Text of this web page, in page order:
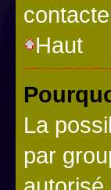
Haut
La
par